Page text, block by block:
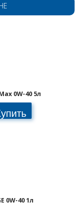
0W-40 5л
0W-40 1л